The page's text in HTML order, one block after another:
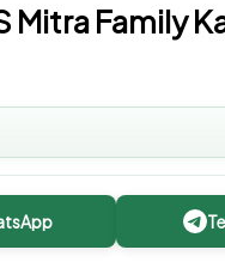
Mitra Family